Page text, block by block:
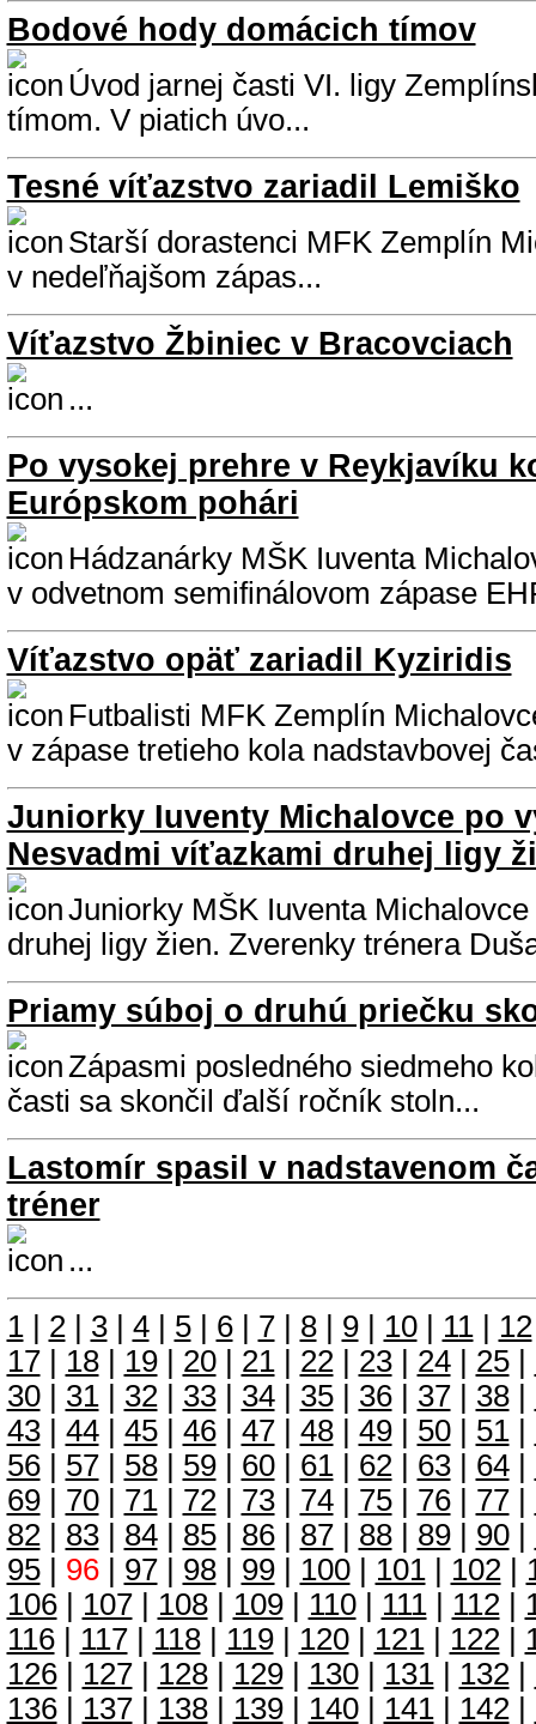
Bodové hody domácich tímov
Úvod jarnej časti VI. ligy
tímom. V piatich úvo...
Tesné víťazstvo zariadil Lemiško
Starší dorastenci MFK Zemplín
v nedeľňajšom zápas...
Víťazstvo Žbiniec v Bracovciach
...
Po vysokej prehre v Reykjavíku
Európskom pohári
Hádzanárky MŠK Iuventa
v odvetnom semifinálovom zápase
Víťazstvo opäť zariadil Kyziridis
Futbalisti MFK Zemplín
v zápase tretieho kola nadstavbovej
Juniorky Iuventy Michalovce po
Nesvadmi víťazkami druhej ligy
Juniorky MŠK Iuventa
druhej ligy žien. Zverenky trénera
Priamy súboj o druhú priečku
Zápasmi posledného siedmeho
časti sa skončil ďalší ročník stoln...
Lastomír spasil v nadstavenom
tréner
...
1| 2| 3| 4| 5| 6| 7| 8| 9| 10| 11| 12
17| 18| 19| 20| 21| 22| 23| 24| 25|
30| 31| 32| 33| 34| 35| 36| 37| 38|
43| 44| 45| 46| 47| 48| 49| 50| 51|
56| 57| 58| 59| 60| 61| 62| 63| 64|
69| 70| 71| 72| 73| 74| 75| 76| 77|
82| 83| 84| 85| 86| 87| 88| 89| 90|
95| 96| 97| 98| 99| 100| 101| 102|
106| 107| 108| 109| 110| 111| 112|
116| 117| 118| 119| 120| 121| 122|
126| 127| 128| 129| 130| 131| 132|
136| 137| 138| 139| 140| 141| 142|